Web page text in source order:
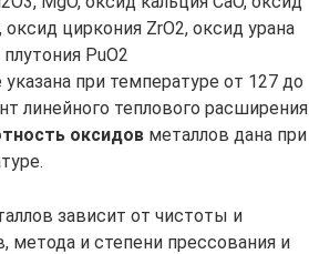
оксид циркония ZrO2, оксид урана
PuO2
указана при температуре от 127 до
линейного теплового расширения
оксидовметаллов дана при
зависит от чистоты и
метода и степени прессования и